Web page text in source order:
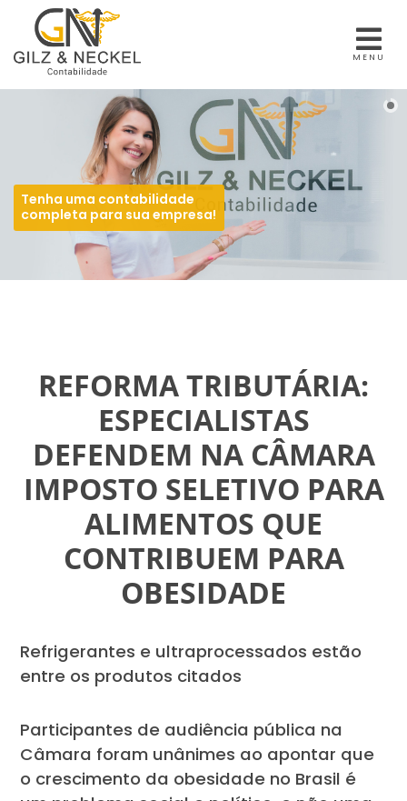
MENU
Tenha uma contabilidade
completa para sua empresa!
REFORMA TRIBUTÁRIA:
ESPECIALISTAS
DEFENDEM NA CÂMARA
IMPOSTO SELETIVO PARA
ALIMENTOS QUE
CONTRIBUEM PARA
OBESIDADE
Refrigerantes e ultraprocessados estão
entre os produtos citados
Participantes de audiência pública na
Câmara foram unânimes ao apontar que
o crescimento da obesidade no Brasil é